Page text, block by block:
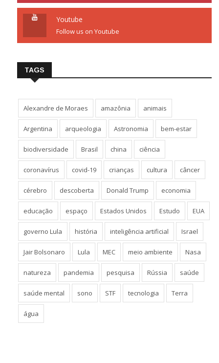
Youtube
Follow us on Youtube
TAGS
Alexandre de Moraes amazônia animais
Argentina arqueologia Astronomia bem-estar
biodiversidade Brasil china ciência
coronavírus covid-19 crianças cultura câncer
cérebro descoberta Donald Trump economia
educação espaço Estados Unidos Estudo EUA
governo Lula história inteligência artificial Israel
Jair Bolsonaro Lula MEC meio ambiente Nasa
natureza pandemia pesquisa Rússia saúde
saúde mental sono STF tecnologia Terra
água